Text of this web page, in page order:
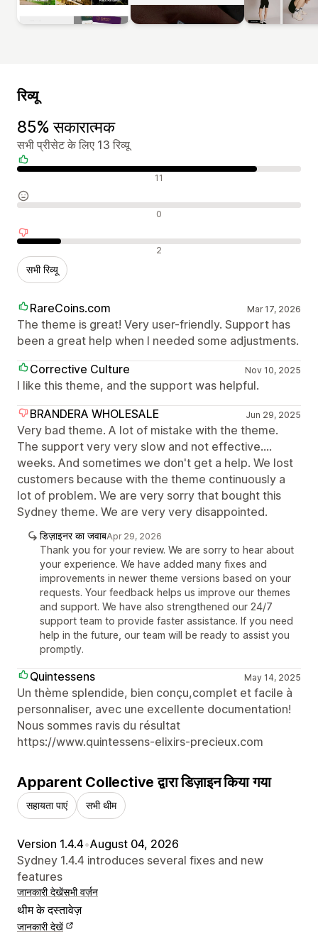
रिव्यू
85% सकारात्मक
सभी प्रीसेट के लिए 13 रिव्यू
सकारात्मक रिव्यू 11
न्यूट्रल रिव्यू 0
नकारात्मक रिव्यू 2
सभी रिव्यू
RareCoins.com Mar 17, 2026
The theme is great! Very user-friendly. Support has
been a great help when I needed some adjustments.
Corrective Culture
Nov 10, 2025
I like this theme, and the support was helpful.
BRANDERA WHOLESALE
Jun 29, 2025
Very bad theme. A lot of mistake with the theme.
The support very very slow and not effective....
weeks. And sometimes we don't get a help. We lost
customers because with the theme continuously a
lot of problem. We are very sorry that bought this
Sydney theme. We are very very disappointed.
डिज़ाइनर का जवाबApr 29, 2026
Thank you for your review. We are sorry to hear about
your experience. We have added many fixes and
improvements in newer theme versions based on your
requests. Your feedback helps us improve our themes
and support. We have also strengthened our 24/7
support team to provide faster assistance. If you need
help in the future, our team will be ready to assist you
promptly.
Quintessens May 14, 2025
Un thème splendide, bien conçu,complet et facile à
personnaliser, avec une excellente documentation!
Nous sommes ravis du résultat
https://www.quintessens-elixirs-precieux.com
Apparent Collective द्वारा डिज़ाइन किया गया
सहायता पाएं सभी थीम
Version 1.4.4•August 04, 2026
Sydney 1.4.4 introduces several fixes and new
features
जानकारी देखेंसभी वर्ज़न
थीम के दस्तावेज़
जानकारी देखें